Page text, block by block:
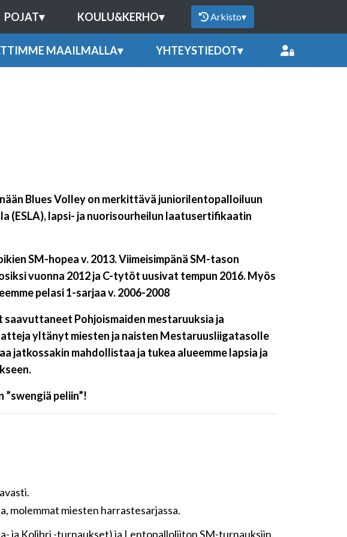
POJAT▾ KOULU&KERHO▾ Arkisto▾
MAAILMALLA▾ YHTEYSTIEDOT▾
Blues Volley on merkittävä juniorilentopalloiluun
(ESLA), lapsi- ja nuorisourheilun laatusertifikaatin
SM-hopea v. 2013. Viimeisimpänä SM-tason
vuonna 2012 ja C-tytöt uusivat tempun 2016. Myös
pelasi 1-sarjaa v. 2006-2008
Pohjoismaiden mestaruuksia ja
yltänyt miesten ja naisten Mestaruusliigatasolle
jatkossakin mahdollistaa ja tukea alueemme lapsia ja
peliin”!
molemmat miesten harrastesarjassa.
ja Kolibri -turnaukset) ja Lentopalloliiton SM-turnauksiin.